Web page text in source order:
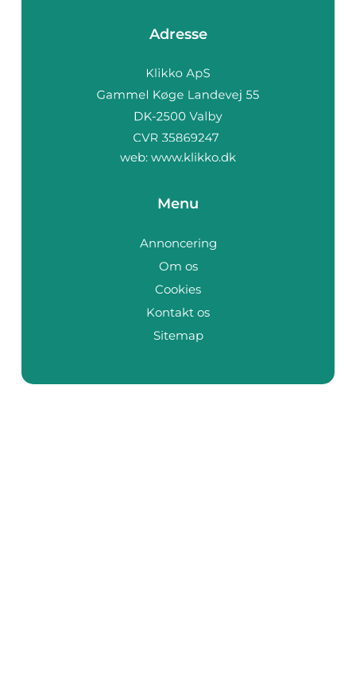
Adresse
web: www.klikko.dk
Menu
Annoncering
Om os
Cookies
Kontakt os
Sitemap